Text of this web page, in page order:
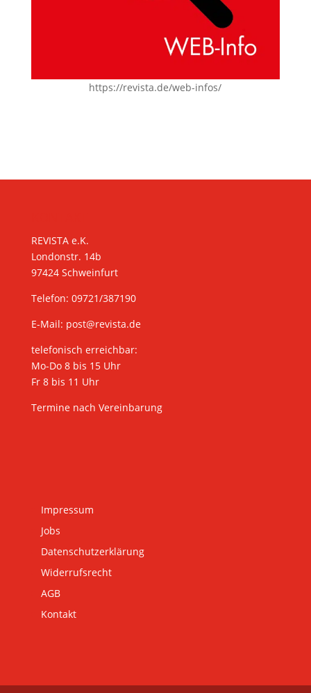
https://revista.de/web-infos/
REVISTA e.K.
Londonstr. 14b
97424 Schweinfurt
Telefon: 09721/387190
E-Mail: post@revista.de
telefonisch erreichbar:
Mo-Do 8 bis 15 Uhr
Fr 8 bis 11 Uhr
Termine nach Vereinbarung
Impressum
Jobs
Datenschutzerklärung
Widerrufsrecht
AGB
Kontakt